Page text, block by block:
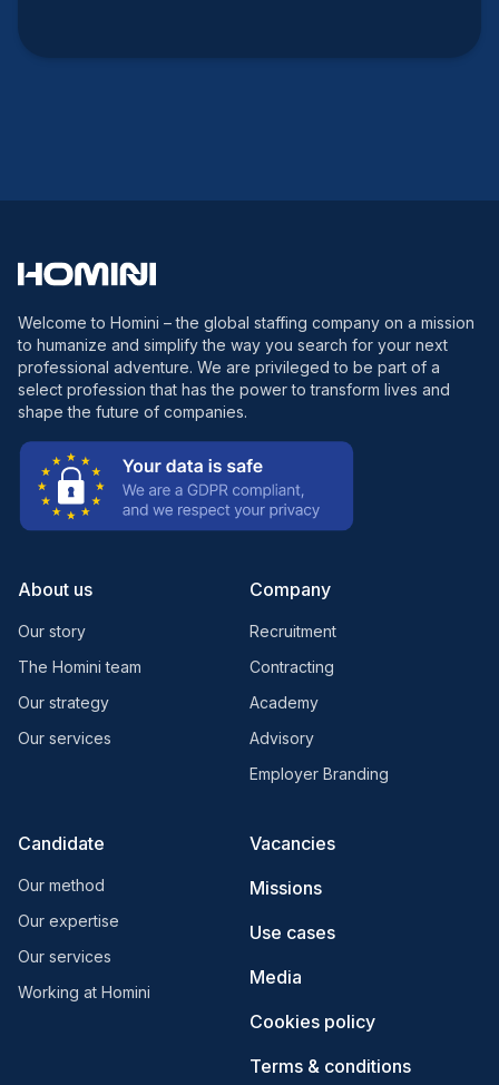
Welcome to Homini – the global staffing company on a mission
to humanize and simplify the way you search for your next
professional adventure. We are privileged to be part of a
select profession that has the power to transform lives and
shape the future of companies.
About us
Our story
The Homini team
Our strategy
Our services
Company
Recruitment
Contracting
Academy
Advisory
Employer Branding
Candidate
Our method
Our expertise
Our services
Working at Homini
Vacancies
Missions
Use cases
Media
Cookies policy
Terms & conditions